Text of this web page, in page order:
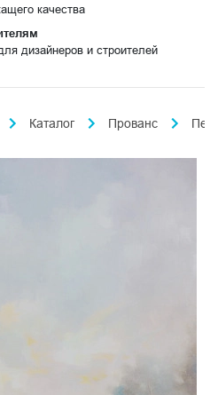
качества
дизайнеров и строителей
Каталог Прованс